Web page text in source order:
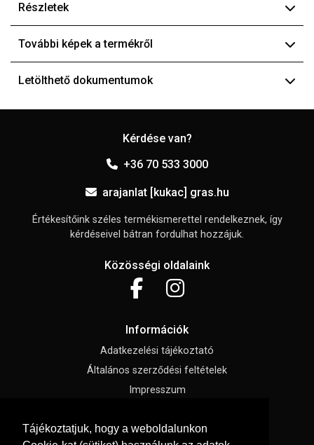
Tájékoztatjuk, hogy a weboldalunkon
Részletek
További képek a termékről
Letölthető dokumentumok
Kérdése van?
+36 70 533 3000
arajanlat [kukac] gras.hu
Értékesítőink széles termékismerettel rendelkeznek, így
kérdéseivel bátran fordulhat hozzájuk.
Közösségi oldalaink
Információk
Adatkezelési tájékoztató
Általános szerződési feltételek
Impresszum